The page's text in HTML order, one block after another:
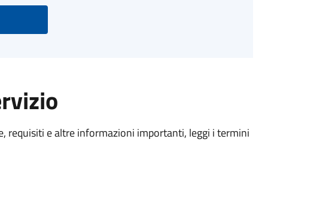
requisiti e altre informazioni importanti, leggi i termini